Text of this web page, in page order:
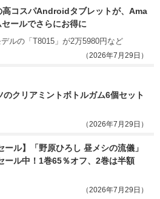
高コスパAndroidタブレットが、Ama
ールでさらにお得に
ルの「T8015」が2万5980円など
（2026年7月29日）
のクリアミントボトルガム6個セット
（2026年7月29日）
ール】「野原ひろし 昼メシの流儀」
ール中！1巻65％オフ、2巻は半額
（2026年7月29日）